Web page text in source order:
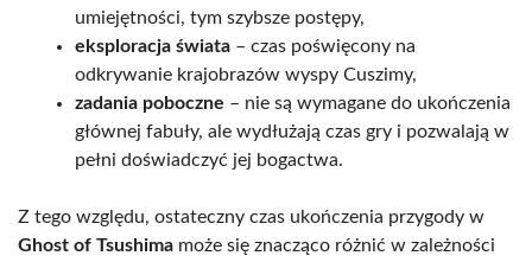
umiejętności, tym szybsze postępy,
eksploracja świata – czas poświęcony na
odkrywanie krajobrazów wyspy Cuszimy,
zadania poboczne – nie są wymagane do ukończenia
głównej fabuły, ale wydłużają czas gry i pozwalają w
pełni doświadczyć jej bogactwa.
Z tego względu, ostateczny czas ukończenia przygody w
Ghost of Tsushima może się znacząco różnić w zależności